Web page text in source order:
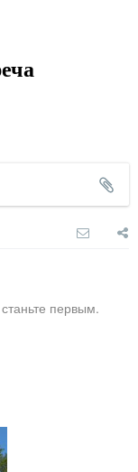
первым.